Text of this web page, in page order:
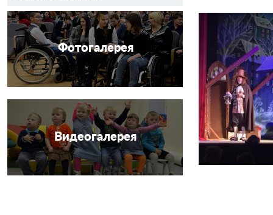
Фотогалерея
Видеогалерея